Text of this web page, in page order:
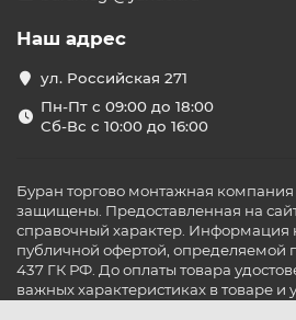
Наш адрес
ул. Российская 271
Пн-Пт с 09:00 до 18:00
Сб-Вс с 10:00 до 16:00
Буран торгово монтажная
защищены. Предоставленная на
справочный характер. Информация
публичной офертой, определяемой
437 ГК РФ. До оплаты товара
важных характеристиках в товаре и